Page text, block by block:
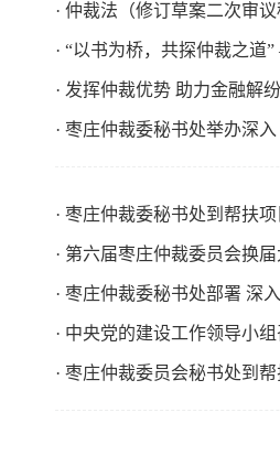
· 仲裁法（修订草案二次审
· “以书为桥，共探仲裁之
· 发挥仲裁优势 助力金融解纷
· 枣庄仲裁委秘书处举办深
· 枣庄仲裁委秘书处到帮扶
· 第六届枣庄仲裁委员会换
· 枣庄仲裁委秘书处部署 深
· 中央党的建设工作领导小
· 枣庄仲裁委员会秘书处到